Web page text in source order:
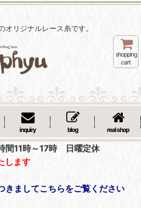
リジナルレース糸です。
shopping
cart
inquiry blog real shop
間11時～17時 日曜定休
します
ましてこちらをご覧ください